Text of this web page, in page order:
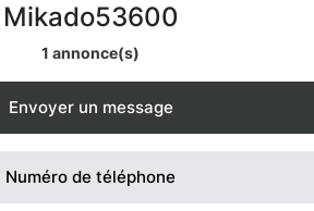
Mikado53600
1 annonce(s)
Envoyer un message
Numéro de téléphone